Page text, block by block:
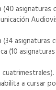
(10
a cursar